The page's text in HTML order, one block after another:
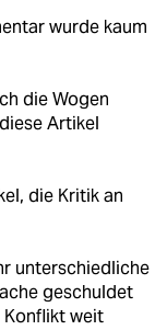
wurde kaum
die Wogen
Artikel
die Kritik an
unterschiedliche
geschuldet
Konflikt weit